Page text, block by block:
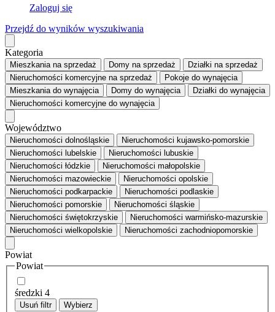
Zaloguj się
Przejdź do wyników wyszukiwania
Kategoria
Mieszkaniana sprzedaż Domy na sprzedaż Działki na sprzedaż
Nieruchomości komercyjne na sprzedaż Pokoje do wynajęcia
Mieszkaniado wynajęcia Domy do wynajęcia Działki do wynajęcia
Nieruchomości komercyjne do wynajęcia
Województwo
Nieruchomości dolnośląskie
Nieruchomości kujawsko-pomorskie
Nieruchomości lubelskie
Nieruchomości lubuskie
Nieruchomości łódzkie
Nieruchomości małopolskie
Nieruchomości mazowieckie
Nieruchomości opolskie
Nieruchomości podkarpackie
Nieruchomości podlaskie
Nieruchomości pomorskie
Nieruchomości śląskie
Nieruchomości świętokrzyskie
Nieruchomości warmińsko-mazurskie
Nieruchomości wielkopolskie
Nieruchomości zachodniopomorskie
Powiat
Powiat
średzki 4
Usuń filtr Wybierz